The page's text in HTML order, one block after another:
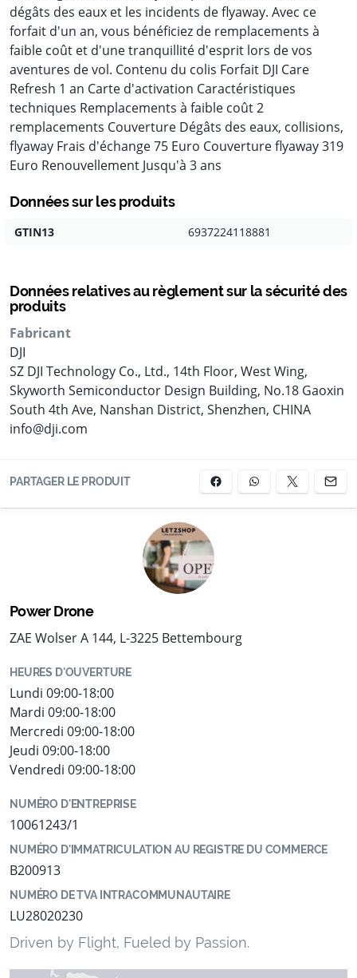
dégâts des eaux et les incidents de flyaway. Avec ce
forfait d'un an, vous bénéficiez de remplacements à
faible coût et d'une tranquillité d'esprit lors de vos
aventures de vol. Contenu du colis Forfait DJI Care
Refresh 1 an Carte d'activation Caractéristiques
techniques Remplacements à faible coût 2
remplacements Couverture Dégâts des eaux, collisions,
flyaway Frais d'échange 75 Euro Couverture flyaway 319
Euro Renouvellement Jusqu'à 3 ans
Données sur les produits
GTIN13 6937224118881
Données relatives au règlement sur la sécurité des
produits
Fabricant
DJI
SZ DJI Technology Co., Ltd., 14th Floor, West Wing,
Skyworth Semiconductor Design Building, No.18 Gaoxin
South 4th Ave, Nanshan District, Shenzhen, CHINA
info@dji.com
PARTAGER LE PRODUIT
Power Drone
ZAE Wolser A 144, L-3225 Bettembourg
HEURES D'OUVERTURE
Lundi 09:00-18:00
Mardi 09:00-18:00
Mercredi 09:00-18:00
Jeudi 09:00-18:00
Vendredi 09:00-18:00
NUMÉRO D'ENTREPRISE
10061243/1
NUMÉRO D'IMMATRICULATION AU REGISTRE DU COMMERCE
B200913
NUMÉRO DE TVA INTRACOMMUNAUTAIRE
LU28020230
Driven by Flight, Fueled by Passion.